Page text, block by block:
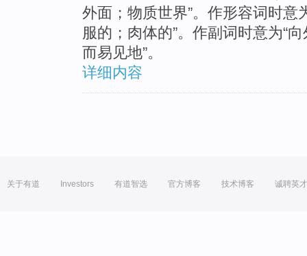
外面；物质世界”。作形容词时意
服的；肉体的”。作副词时意为“
而易见地”。
详细内容
关于有道 Investors 有道智选 官方博客 技术博客 诚聘英才